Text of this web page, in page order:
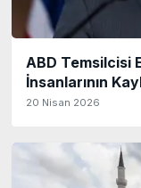
ABD Temsilcisi
İnsanlarının
20 Nisan 2026